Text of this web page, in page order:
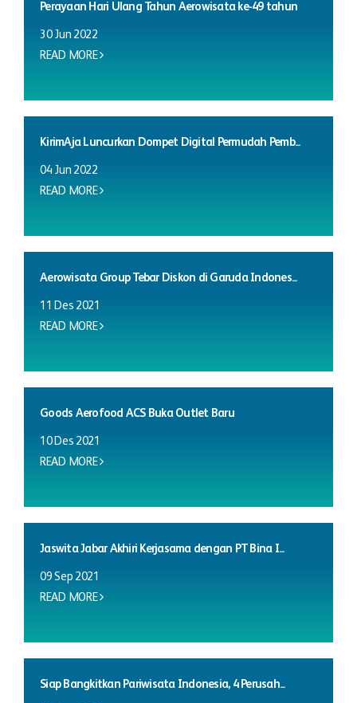
Perayaan Hari Ulang Tahun Aerowisata ke-49 tahun
30 Jun 2022
READ MORE
KirimAja Luncurkan Dompet Digital Permudah Pemb...
04 Jun 2022
READ MORE
Aerowisata Group Tebar Diskon di Garuda Indones...
11 Des 2021
READ MORE
Goods Aerofood ACS Buka Outlet Baru
10 Des 2021
READ MORE
Jaswita Jabar Akhiri Kerjasama dengan PT Bina I...
09 Sep 2021
READ MORE
Siap Bangkitkan Pariwisata Indonesia, 4 Perusah...